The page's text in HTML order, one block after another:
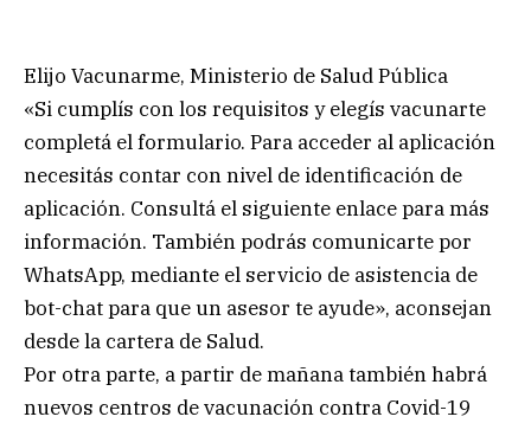
Elijo Vacunarme, Ministerio de Salud Pública
«Si cumplís con los requisitos y elegís vacunarte
completá el formulario. Para acceder al aplicación
necesitás contar con nivel de identificación de
aplicación. Consultá el siguiente enlace para más
información. También podrás comunicarte por
WhatsApp, mediante el servicio de asistencia de
bot-chat para que un asesor te ayude», aconsejan
desde la cartera de Salud.
Por otra parte, a partir de mañana también habrá
nuevos centros de vacunación contra Covid-19